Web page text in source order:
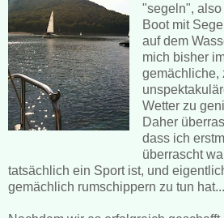
"segeln",
Boot mit
auf dem
mich bisher
gemächliche,
Wetter zu
Daher
dass ich
überrascht
tatsächlich ein Sport ist, und
gemächlich rumschippern zu tun